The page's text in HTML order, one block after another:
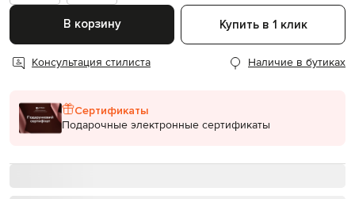
В корзину Купить в 1 клик
Консультация стилиста Наличие в бутиках
Сертификаты
Подарочные электронные сертификаты